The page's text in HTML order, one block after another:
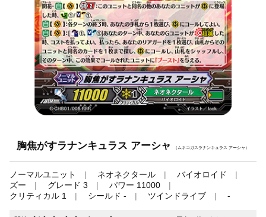
胸焦がすラナンキュラス アーシャ （ムネコガスラナンキュラス アーシャ）
ノーマルユニット ネオネクタール
バイオロイド
ズー
グレード 3
パワー 11000
クリティカル 1
シールド - ツインドライブ -